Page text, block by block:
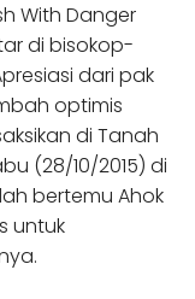
With Danger
di bisokop-
dari pak
optimis
di Tanah
(28/10/2015) di
bertemu Ahok
untuk